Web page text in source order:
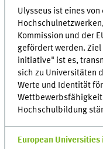
Ulysseus ist eines
Kommission und der
gefördert werden.
initiative" ist es,
sich zu Universitäten
Werte und Identität
Hochschulbildung
European